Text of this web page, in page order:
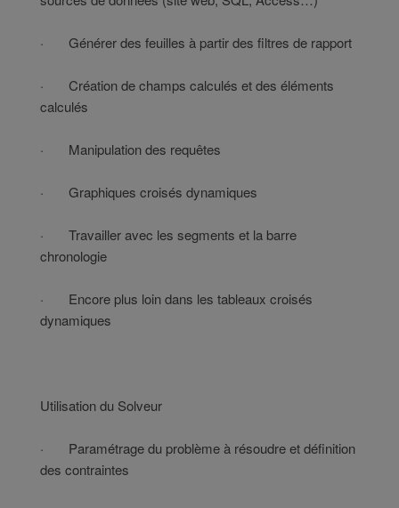
· Générer des feuilles à partir des filtres de rapport
· Création de champs calculés et des éléments
calculés
· Manipulation des requêtes
· Graphiques croisés dynamiques
· Travailler avec les segments et la barre
chronologie
· Encore plus loin dans les tableaux croisés
dynamiques
Utilisation du Solveur
· Paramétrage du problème à résoudre et définition
des contraintes